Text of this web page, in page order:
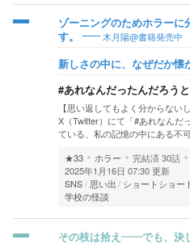
ゾーニングのためホラーに
す。
木月陽@書籍発売中
新しさの中に、なぜだか懐
#あれなんだったんだろう
【思い返してもよく分からない
X（Twitter）にて「#あれなんだ
ている、私の記憶の中にある不
★33
ホラー 完結済30話
2025年1月16日 07:30 更新
SNS
思い出 ショートショー
学校の怪談
その枝は拾え――でも、決